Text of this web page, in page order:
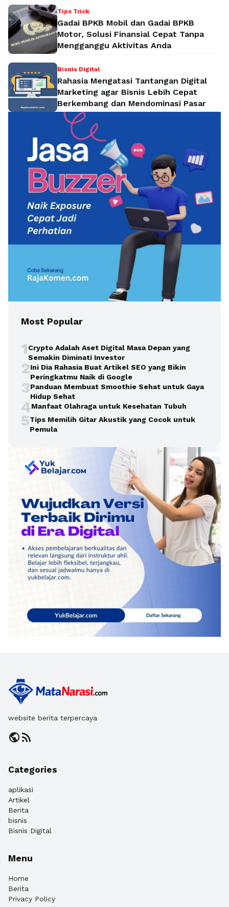
Tips Trick
Gadai BPKB Mobil dan Gadai BPKB
Motor, Solusi Finansial Cepat Tanpa
Mengganggu Aktivitas Anda
Bisnis Digital
Rahasia Mengatasi Tantangan Digital
Marketing agar Bisnis Lebih Cepat
Berkembang dan Mendominasi Pasar
Most Popular
1Crypto Adalah Aset Digital Masa Depan yang
Semakin Diminati Investor
2Ini Dia Rahasia Buat Artikel SEO yang Bikin
Peringkatmu Naik di Google
3Panduan Membuat Smoothie Sehat untuk Gaya
Hidup Sehat
4Manfaat Olahraga untuk Kesehatan Tubuh
5Tips Memilih Gitar Akustik yang Cocok untuk
Pemula
website berita terpercaya
publicrss_feed
Categories
aplikasi
Artikel
Berita
bisnis
Bisnis Digital
Menu
Home
Berita
Privacy Policy